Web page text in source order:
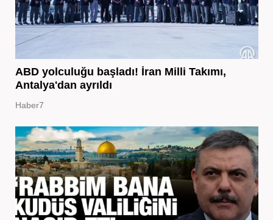
ABD yolculuğu başladı! İran Milli Takımı,
Antalya'dan ayrıldı
Haber7